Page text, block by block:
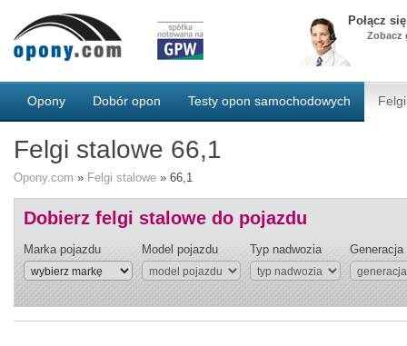
Połącz
Zobacz
Opony Dobór opon Testy opon samochodowych
Felgi stalowe 66,1
Opony.com » Felgi stalowe » 66,1
Dobierz felgi stalowe do pojazdu
Marka pojazdu Model pojazdu Typ nadwozia Generacja